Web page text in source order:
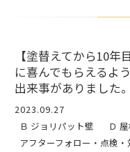
【塗替えてから10
に喜んでもらえるよ
出来事がありました。
2023.09.27
Ｂ ジョリパット壁
Ｄ
アフターフォロー・点検・